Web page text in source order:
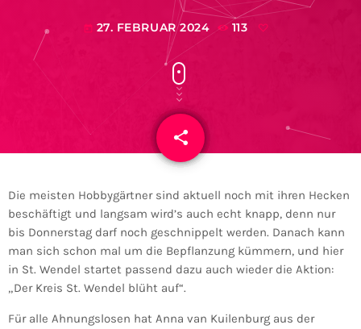
today 27. FEBRUAR 2024 113
share
email
Die meisten Hobbygärtner sind aktuell noch mit ihren Hecken
beschäftigt und langsam wird’s auch echt knapp, denn nur
bis Donnerstag darf noch geschnippelt werden. Danach kann
man sich schon mal um die Bepflanzung kümmern, und hier
in St. Wendel startet passend dazu auch wieder die Aktion:
„Der Kreis St. Wendel blüht auf“.
Für alle Ahnungslosen hat Anna van Kuilenburg aus der